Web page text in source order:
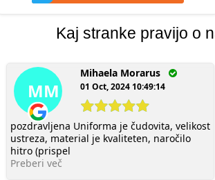
Kaj stranke pravijo o
MM
Mihaela Morarus
01 Oct, 2024 10:49:14
pozdravljena Uniforma je čudovita, velikost
ustreza, material je kvaliteten, naročilo
hitro (prispel
Preberi več